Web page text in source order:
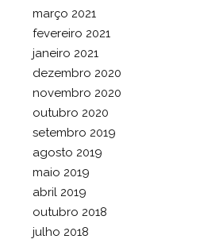
março 2021
fevereiro 2021
janeiro 2021
dezembro 2020
novembro 2020
outubro 2020
setembro 2019
agosto 2019
maio 2019
abril 2019
outubro 2018
julho 2018